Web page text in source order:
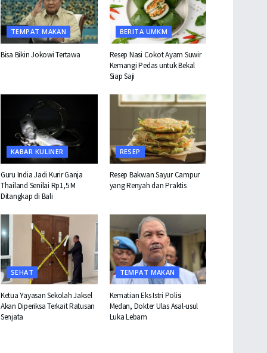
TEMPAT MAKAN
Bisa Bikin Jokowi Tertawa
BERITA UMKM
Resep Nasi Cokot Ayam Suwir
Kemangi Pedas untuk Bekal
Siap Saji
KABAR KULINER
Guru India Jadi Kurir Ganja
Thailand Senilai Rp1,5 M
Ditangkap di Bali
RESEP
Resep Bakwan Sayur Campur
yang Renyah dan Praktis
SEHAT
Ketua Yayasan Sekolah Jaksel
Akan Diperiksa Terkait Ratusan
Senjata
TEMPAT MAKAN
Kematian Eks Istri Polisi
Medan, Dokter Ulas Asal-usul
Luka Lebam